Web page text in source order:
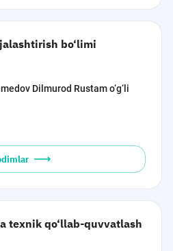
bo‘limi
Dilmurod Rustam o‘g‘li
texnik qo‘llab-quvvatlash